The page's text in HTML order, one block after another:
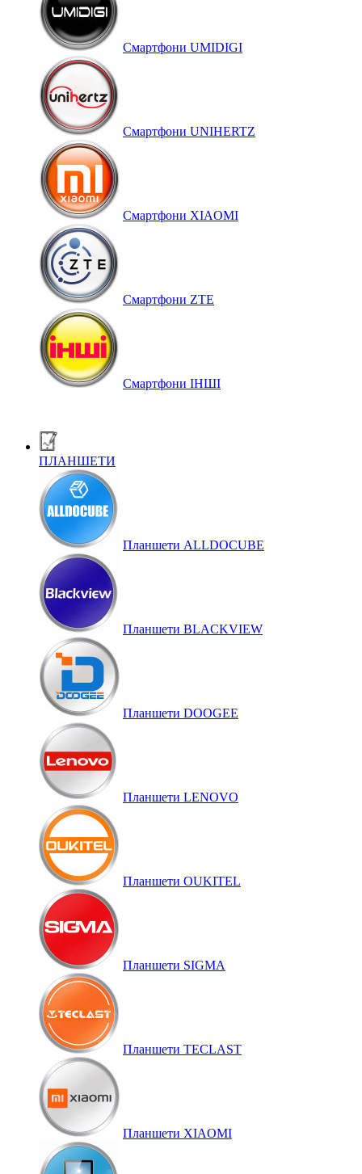
Смартфони UMIDIGI
Смартфони UNIHERTZ
Смартфони XIAOMI
Смартфони ZTE
Смартфони ІНШІ
ПЛАНШЕТИ
Планшети ALLDOCUBE
Планшети BLACKVIEW
Планшети DOOGEE
Планшети LENOVO
Планшети OUKITEL
Планшети SIGMA
Планшети TECLAST
Планшети XIAOMI